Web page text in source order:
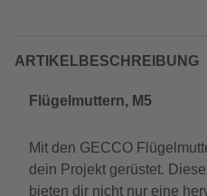
ARTIKELBESCHREIBUNG
Flügelmuttern, M5
Mit den GECCO
dein Projekt gerüstet.
bieten dir nicht nur eine